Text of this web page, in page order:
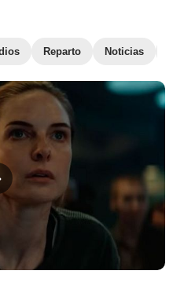
Reparto Noticias